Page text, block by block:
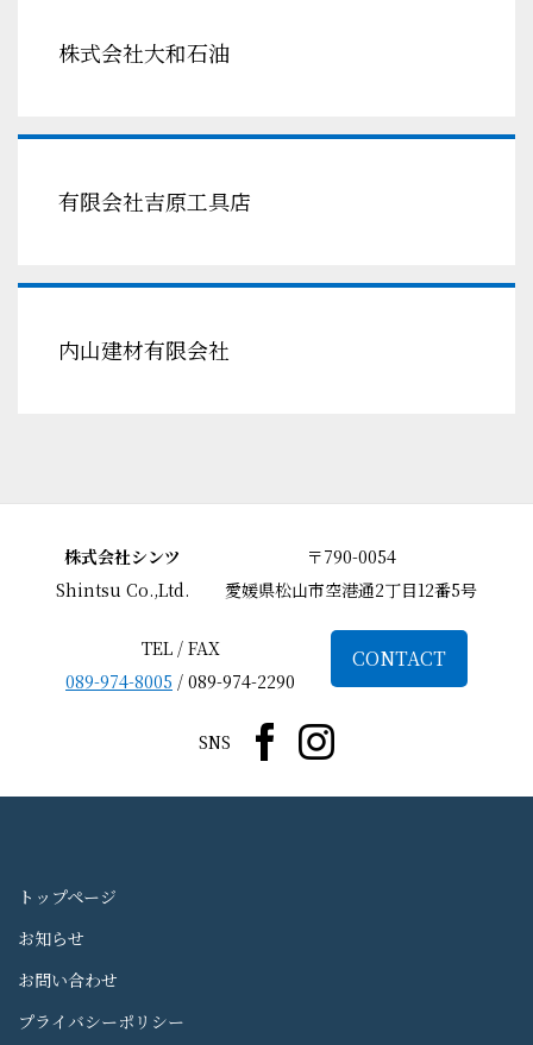
株式会社大和石油
有限会社吉原工具店
内山建材有限会社
株式会社シンツ
Shintsu Co.,Ltd.
〒790-0054
愛媛県松山市空港通2丁目12番5号
TEL / FAX
089-974-8005 / 089-974-2290
CONTACT
SNS
トップページ
お知らせ
お問い合わせ
プライバシーポリシー